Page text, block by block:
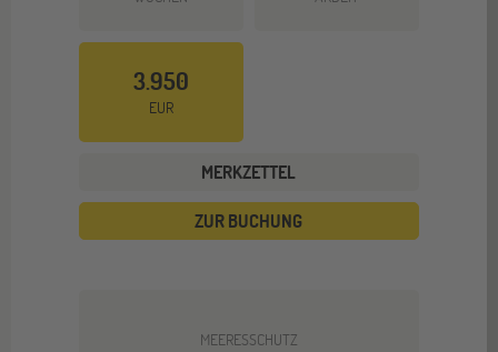
3.950
EUR
MERKZETTEL
ZUR BUCHUNG
MEERESSCHUTZ